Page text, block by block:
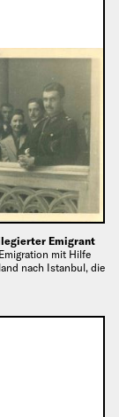
Emigrant
mit Hilfe
nach Istanbul, die